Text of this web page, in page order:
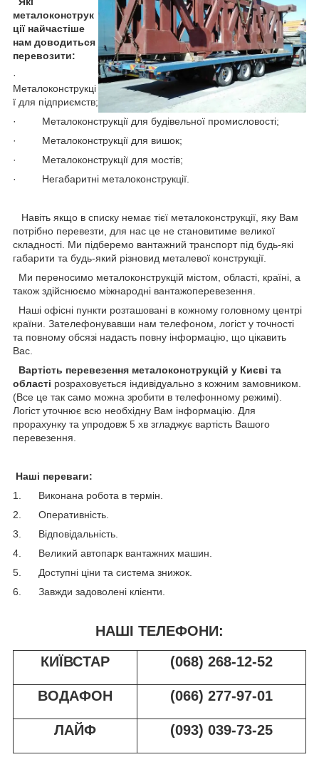
металоконструк
ції найчастіше
нам доводиться
перевозити:
·
Металоконструкці
ї для підприємств;
· Металоконструкції для будівельної промисловості;
· Металоконструкції для вишок;
· Металоконструкції для мостів;
· Негабаритні металоконструкції.
Навіть якщо в списку немає тієї металоконструкції, яку Вам
потрібно перевезти, для нас це не становитиме великої
складності. Ми підберемо вантажний транспорт під будь-які
габарити та будь-який різновид металевої конструкції.
Ми переносимо металоконструкцій містом, області, країні, а
також здійснюємо міжнародні вантажоперевезення.
Наші офісні пункти розташовані в кожному головному центрі
країни. Зателефонувавши нам телефоном, логіст у точності
та повному обсязі надасть повну інформацію, що цікавить
Вас.
Вартість перевезення металоконструкцій у Києві та
області розраховується індивідуально з кожним замовником.
(Все це так само можна зробити в телефонному режимі).
Логіст уточнює всю необхідну Вам інформацію. Для
прорахунку та упродовж 5 хв згладжує вартість Вашого
перевезення.
Наші переваги:
1. Виконана робота в термін.
2. Оперативність.
3. Відповідальність.
4. Великий автопарк вантажних машин.
5. Доступні ціни та система знижок.
6. Завжди задоволені клієнти.
НАШІ ТЕЛЕФОНИ:
КИЇВСТАР
(068) 268-12-52
ВОДАФОН (066) 277-97-01
ЛАЙФ (093) 039-73-25